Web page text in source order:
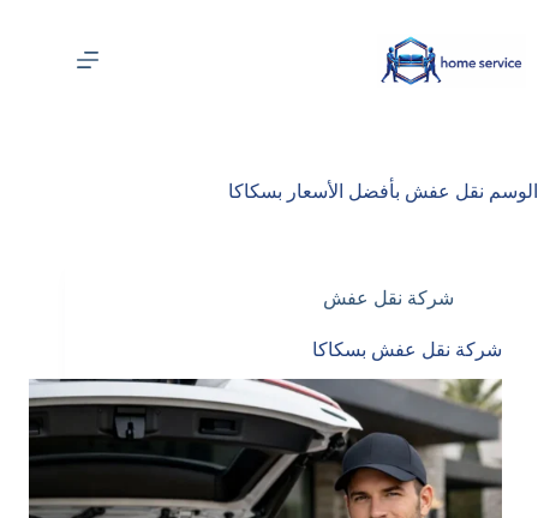
المحتوى
الوسم نقل عفش بأفضل الأسعار بسكاكا
شركة نقل عفش
شركة نقل عفش بسكاكا